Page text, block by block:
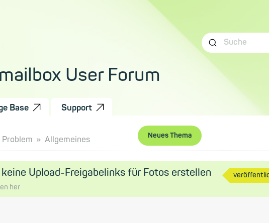
User Forum
Base Support
Neues Thema
Problem Allgemeines
keine Upload-Freigabelinks für Fotos erstellen
her